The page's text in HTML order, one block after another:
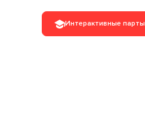
Интерактивные парты